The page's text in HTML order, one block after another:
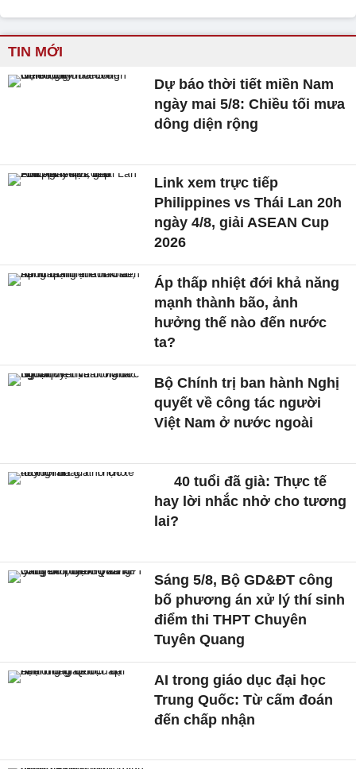
TIN MỚI
Dự báo thời tiết miền Nam
ngày mai 5/8: Chiều tối mưa
dông diện rộng
Link xem trực tiếp
Philippines vs Thái Lan 20h
ngày 4/8, giải ASEAN Cup
2026
Áp thấp nhiệt đới khả năng
mạnh thành bão, ảnh
hưởng thế nào đến nước
ta?
Bộ Chính trị ban hành Nghị
quyết về công tác người
Việt Nam ở nước ngoài
40 tuổi đã già: Thực tế
hay lời nhắc nhở cho tương
lai?
Sáng 5/8, Bộ GD&ĐT công
bố phương án xử lý thí sinh
điểm thi THPT Chuyên
Tuyên Quang
AI trong giáo dục đại học
Trung Quốc: Từ cấm đoán
đến chấp nhận